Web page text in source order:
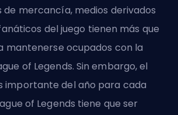
mercancía, medios derivados
del juego tienen más que
mantenerse ocupados con la
of Legends. Sin embargo, el
importante del año para cada
of Legends tiene que ser